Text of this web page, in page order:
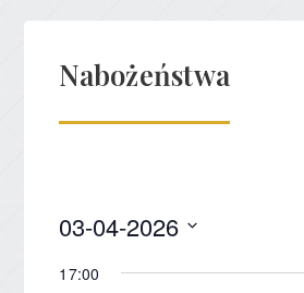
Nabożeństwa
03-04-2026
datę.
17:00